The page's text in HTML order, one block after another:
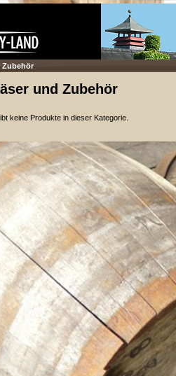
Zubehör
und Zubehör
keine Produkte in dieser Kategorie.